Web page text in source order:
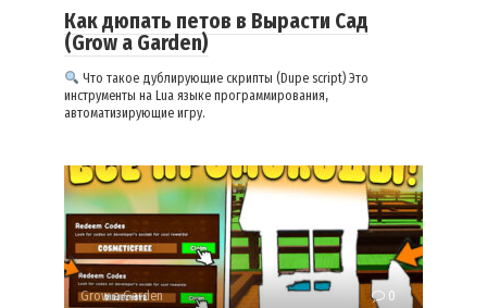
Как дюпать петов в Вырасти Сад
(Grow a Garden)
Что такое дублирующие скрипты (Dupe script) Это
инструменты на Lua языке программирования,
автоматизирующие игру.
Grow a Garden 0